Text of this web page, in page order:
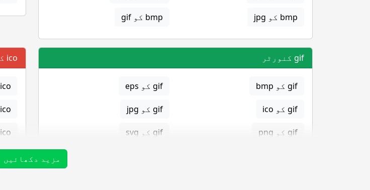
bmp کو jpg bmp کو gif
gif کنورٹر
gif کو bmp gif کو eps
gif کو ico gif کو jpg
gif کو png gif کو svg
ico کنورٹر
ico کو bmp
ico کو gif
ico کو png
مزید دکھائیں